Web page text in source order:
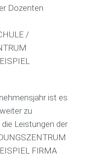
Dozenten
/
ist es
zu
Leistungen der
FIRMA